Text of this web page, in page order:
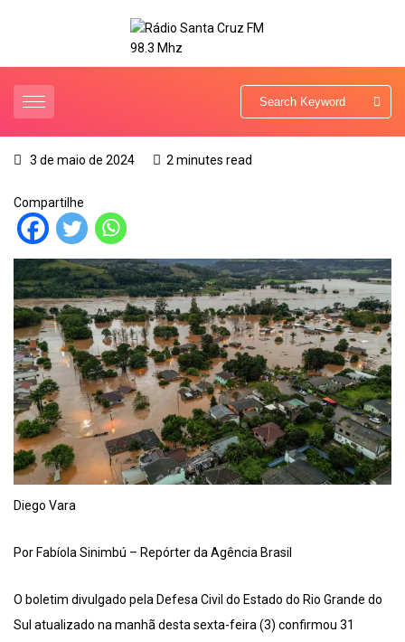
3 de maio de 2024 2 minutes read
Compartilhe
Diego Vara
Por Fabíola Sinimbú – Repórter da Agência Brasil
O boletim divulgado pela Defesa Civil do Estado do Rio Grande do
Sul atualizado na manhã desta sexta-feira (3) confirmou 31